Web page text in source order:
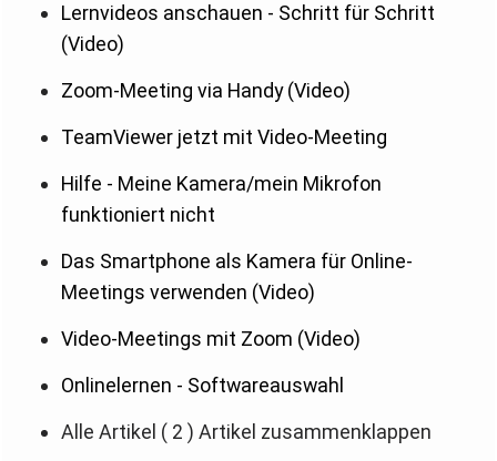
Lernvideos anschauen - Schritt für Schritt
(Video)
Zoom-Meeting via Handy (Video)
TeamViewer jetzt mit Video-Meeting
Hilfe - Meine Kamera/mein Mikrofon
funktioniert nicht
Das Smartphone als Kamera für Online-
Meetings verwenden (Video)
Video-Meetings mit Zoom (Video)
Onlinelernen - Softwareauswahl
Alle Artikel ( 2 ) Artikel zusammenklappen